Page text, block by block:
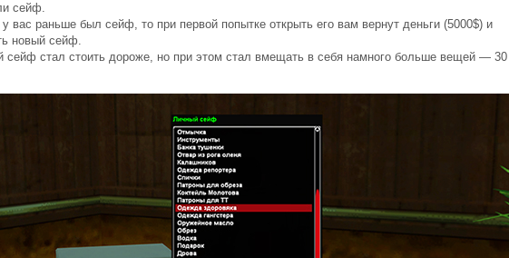
сейф.
вас раньше был сейф, то при первой попытке открыть его вам вернут деньги (5000$) и
новый сейф.
сейф стал стоить дороже, но при этом стал вмещать в себя намного больше вещей — 30